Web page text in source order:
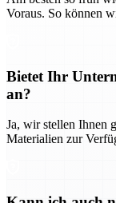
Voraus. So können
Bietet Ihr
an?
Ja, wir stellen Ihnen
Materialien zur